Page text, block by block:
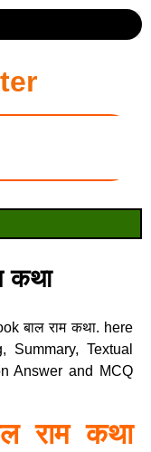
कथा
बाल राम कथा. here
Textual
Answer and MCQ
राम कथा